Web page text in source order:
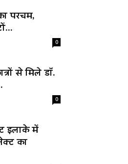
परचम,
0
से मिले डॉ.
0
इलाके में
का